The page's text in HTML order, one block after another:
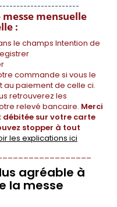
mensuelle
:
le champs Intention de
commande si vous le
au paiement de celle ci.
retrouverez les
relevé bancaire. Merci
débitée sur votre carte
stopper à tout
les explications ici
agréable à
la messe